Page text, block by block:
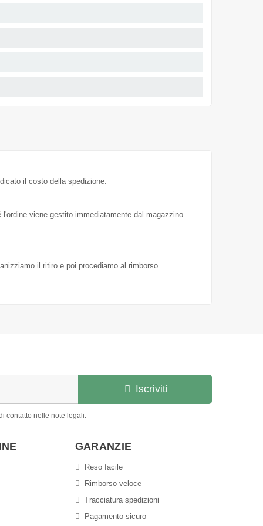
il costo della spedizione.
viene gestito immediatamente dal magazzino.
il ritiro e poi procediamo al rimborso.
Iscriviti
contatto nelle note legali.
GARANZIE
Reso facile
Rimborso veloce
Tracciatura spedizioni
Pagamento sicuro